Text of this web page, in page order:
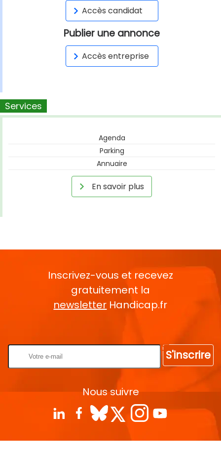
Accès candidat
Publier une annonce
Accès entreprise
Services
Agenda
Parking
Annuaire
En savoir plus
Inscrivez-vous et recevez
gratuitement la
newsletter Handicap.fr
S'inscrire
Nous suivre